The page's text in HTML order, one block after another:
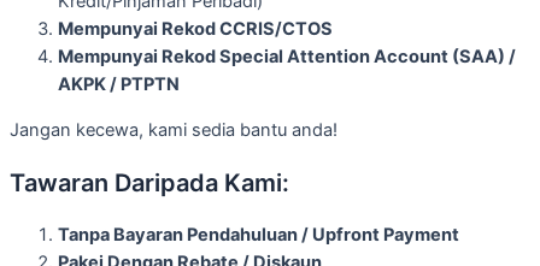
Mempunyai Rekod CCRIS/CTOS
Mempunyai Rekod Special Attention Account (SAA) /
AKPK / PTPTN
Jangan kecewa, kami sedia bantu anda!
Tawaran Daripada Kami:
Tanpa Bayaran Pendahuluan / Upfront Payment